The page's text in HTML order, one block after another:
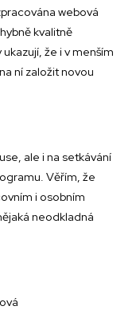
webová
kvalitně
že i v menším
ní založit novou
ale i na setkávání
Věřím, že
i osobním
neodkladná